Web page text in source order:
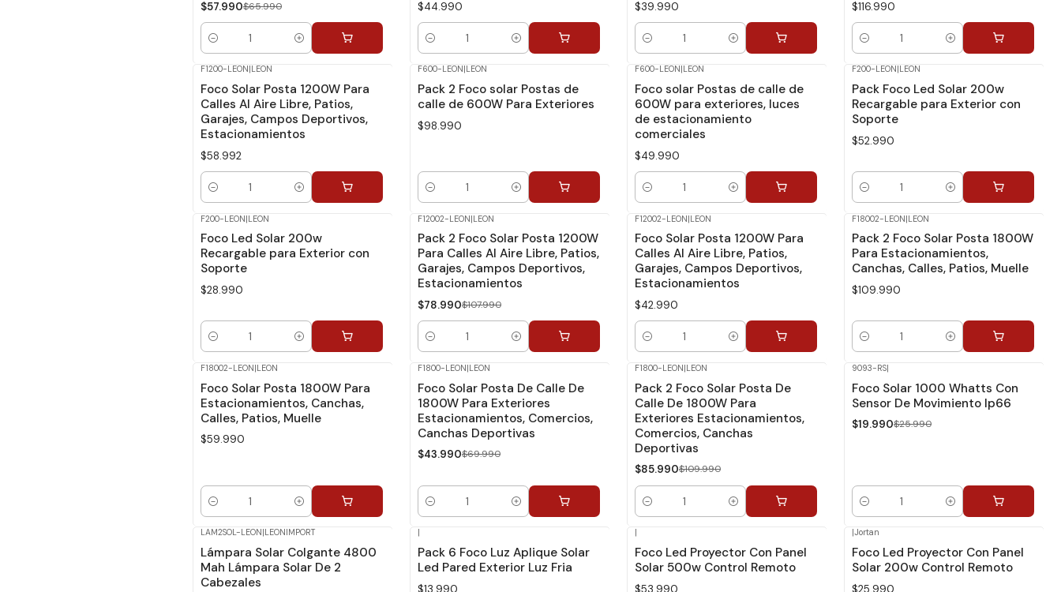
$57.990$65.990
Cantidad
$44.990
Cantidad
$39.990
Cantidad
$116.990
Cantidad
F1200-LEON LEON
Foco Solar Posta 1200W Para
Calles Al Aire Libre, Patios,
Garajes, Campos Deportivos,
Estacionamientos
$58.992
Cantidad
F600-LEON LEON
Pack 2 Foco solar Postas de
calle de 600W Para Exteriores
$98.990
Cantidad
F600-LEON LEON
Foco solar Postas de calle de
600W para exteriores, luces
de estacionamiento
comerciales
$49.990
Cantidad
F200-LEON LEON
Pack Foco Led Solar 200w
Recargable para Exterior con
Soporte
$52.990
Cantidad
F200-LEON|LEON
Foco Led Solar 200w
Recargable para Exterior con
Soporte
$28.990
Cantidad
F12002-LEON|LEON
Pack 2 Foco Solar Posta 1200W
Para Calles Al Aire Libre, Patios,
Garajes, Campos Deportivos,
Estacionamientos
$78.990$107.990
Cantidad
F12002-LEON|LEON
Foco Solar Posta 1200W Para
Calles Al Aire Libre, Patios,
Garajes, Campos Deportivos,
Estacionamientos
$42.990
Cantidad
F18002-LEON|LEON
Pack 2 Foco Solar Posta 1800W
Para Estacionamientos,
Canchas, Calles, Patios, Muelle
$109.990
Cantidad
F18002-LEON|LEON
Foco Solar Posta 1800W Para
Estacionamientos, Canchas,
Calles, Patios, Muelle
$59.990
Cantidad
F1800-LEON|LEON
Foco Solar Posta De Calle De
1800W Para Exteriores
Estacionamientos, Comercios,
Canchas Deportivas
$43.990$69.990
Cantidad
F1800-LEON|LEON
Pack 2 Foco Solar Posta De
Calle De 1800W Para
Exteriores Estacionamientos,
Comercios, Canchas
Deportivas
$85.990$109.990
Cantidad
9093-RS|
Foco Solar 1000 Whatts Con
Sensor De Movimiento Ip66
$19.990$25.990
Cantidad
LAM2SOL-LEON|LEONIMPORT
Lámpara Solar Colgante 4800
Mah Lámpara Solar De 2
Cabezales
|
Pack 6 Foco Luz Aplique Solar
Led Pared Exterior Luz Fria
$13.990
|
Foco Led Proyector Con Panel
Solar 500w Control Remoto
$53.990
|Jortan
Foco Led Proyector Con Panel
Solar 200w Control Remoto
$25.990